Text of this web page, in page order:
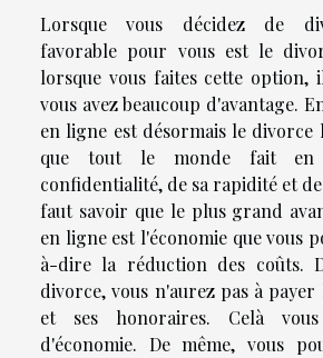
Lorsque vous décidez de
favorable pour vous est le
lorsque vous faites cette option,
vous avez beaucoup d'avantage.
en ligne est désormais le
que tout le monde fait
confidentialité, de sa rapidité et
faut savoir que le plus grand
en ligne est l'économie que vous
à-dire la réduction des coûts.
divorce, vous n'aurez pas à
et ses honoraires. Celà
d'économie. De même, vous